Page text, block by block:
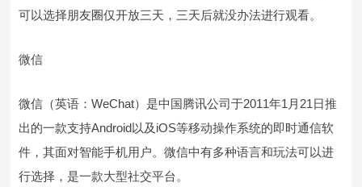
可以选择朋友圈仅开放三天，三天后就没办法进行观看。
微信
微信（英语：WeChat）是中国腾讯公司于2011年1月21日推
出的一款支持Android以及iOS等移动操作系统的即时通信软
件，其面对智能手机用户。微信中有多种语言和玩法可以进
行选择，是一款大型社交平台。